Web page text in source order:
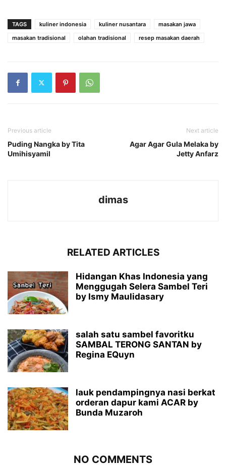
TAGS kuliner indonesia kuliner nusantara
masakan jawa
masakan tradisional
olahan tradisional resep masakan daerah
Previous article
Puding Nangka by Tita
Umihisyamil
Next article
Agar Agar Gula Melaka by
Jetty Anfarz
dimas
RELATED ARTICLES
Hidangan Khas Indonesia yang
Menggugah Selera Sambel Teri
by Ismy Maulidasary
salah satu sambel favoritku
SAMBAL TERONG SANTAN by
Regina EQuyn
lauk pendampingnya nasi berkat
orderan dapur kami ACAR by
Bunda Muzaroh
NO COMMENTS